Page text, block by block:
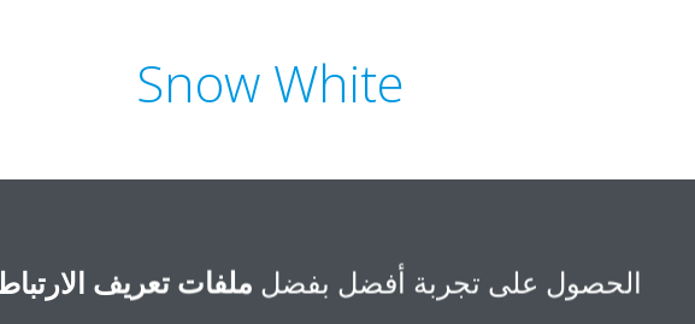
Snow White
Prince Muhammad bin Saad bin Abdulaziz Road,
الحصول على تجربة أفضل بفضل ملفات تعريف